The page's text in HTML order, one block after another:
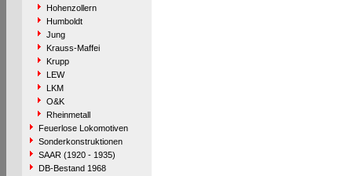
Hohenzollern
Humboldt
Jung
Krauss-Maffei
Krupp
LEW
LKM
O&K
Rheinmetall
Feuerlose Lokomotiven
Sonderkonstruktionen
SAAR (1920 - 1935)
DB-Bestand 1968